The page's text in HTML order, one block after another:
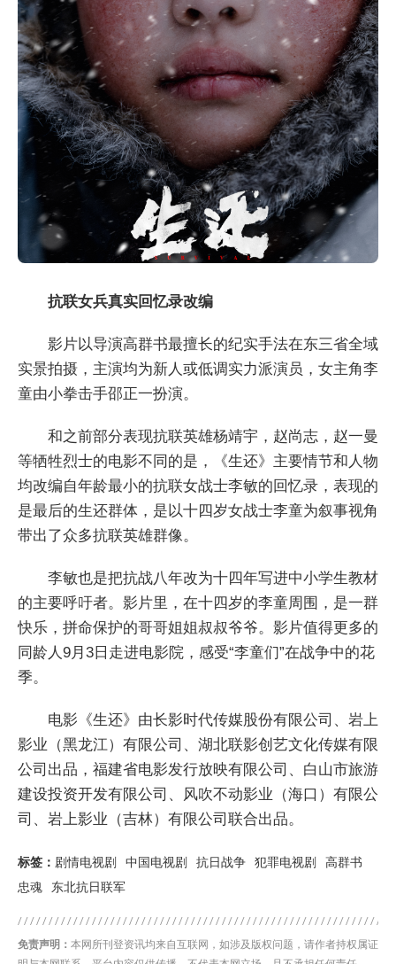
抗联女兵真实回忆录改编
影片以导演高群书最擅长的纪实手法在东三省全域
实景拍摄，主演均为新人或低调实力派演员，女主角李
童由小拳击手邵正一扮演。
和之前部分表现抗联英雄杨靖宇，赵尚志，赵一曼
等牺牲烈士的电影不同的是，《生还》主要情节和人物
均改编自年龄最小的抗联女战士李敏的回忆录，表现的
是最后的生还群体，是以十四岁女战士李童为叙事视角
带出了众多抗联英雄群像。
李敏也是把抗战八年改为十四年写进中小学生教材
的主要呼吁者。影片里，在十四岁的李童周围，是一群
快乐，拼命保护的哥哥姐姐叔叔爷爷。影片值得更多的
同龄人9月3日走进电影院，感受“李童们”在战争中的花
季。
电影《生还》由长影时代传媒股份有限公司、岩上
影业（黑龙江）有限公司、湖北联影创艺文化传媒有限
公司出品，福建省电影发行放映有限公司、白山市旅游
建设投资开发有限公司、风吹不动影业（海口）有限公
司、岩上影业（吉林）有限公司联合出品。
标签： 剧情电视剧 中国电视剧 抗日战争 犯罪电视剧
高群书
忠魂
东北抗日联军
免责声明： 本网所刊登资讯均来自互联网，如涉及版权问题，请作者持权属证